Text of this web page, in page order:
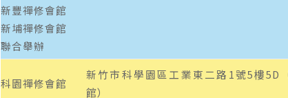
新豐禪修會館
新埔禪修會館
聯合舉辦
科園禪修會館
新竹市科學園區工業東二路1號5樓5D
館）